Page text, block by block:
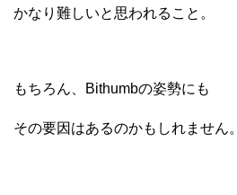
かなり難しいと思われること。
もちろん、Bithumbの姿勢にも
その要因はあるのかもしれません。